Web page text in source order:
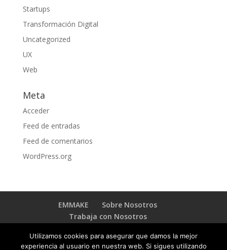
Startups
Transformación Digital
Uncategorized
UX
Web
Meta
Acceder
Feed de entradas
Feed de comentarios
WordPress.org
EMMAKE
Sobre Nosotros
Trabaja con Nosotros
Utilizamos cookies para asegurar que damos la mejor
experiencia al usuario en nuestra web. Si sigues utilizando